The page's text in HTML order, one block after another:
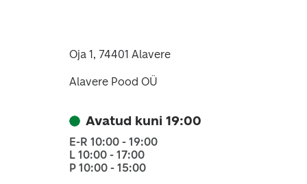
Oja 1, 74401 Alavere
Alavere Pood OÜ
Avatud kuni 19:00
E-R 10:00 - 19:00
L 10:00 - 17:00
P 10:00 - 15:00